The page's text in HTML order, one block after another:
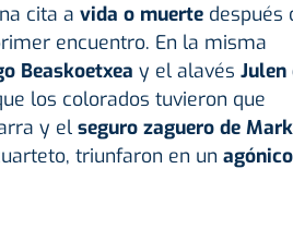
cita a vida o muertedespués
encuentro. En la misma
Beaskoetxea y el alavés Julen
los colorados tuvieron que
y el seguro zaguero de
triunfaron en un